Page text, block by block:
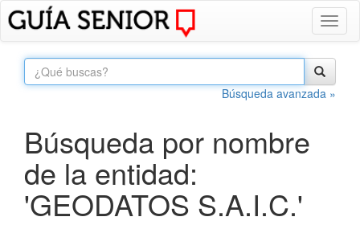
Búsqueda avanzada »
Búsqueda por nombre
de la entidad:
'GEODATOS S.A.I.C.'